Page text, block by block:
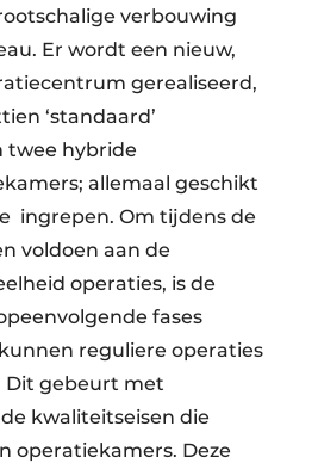
verbouwing
Er wordt een nieuw,
gerealiseerd,
‘standaard’
twee hybride
allemaal geschikt
ingrepen. Om tijdens de
voldoen aan de
operaties, is de
fases
reguliere operaties
Dit gebeurt met
kwaliteitseisen die
operatiekamers. Deze